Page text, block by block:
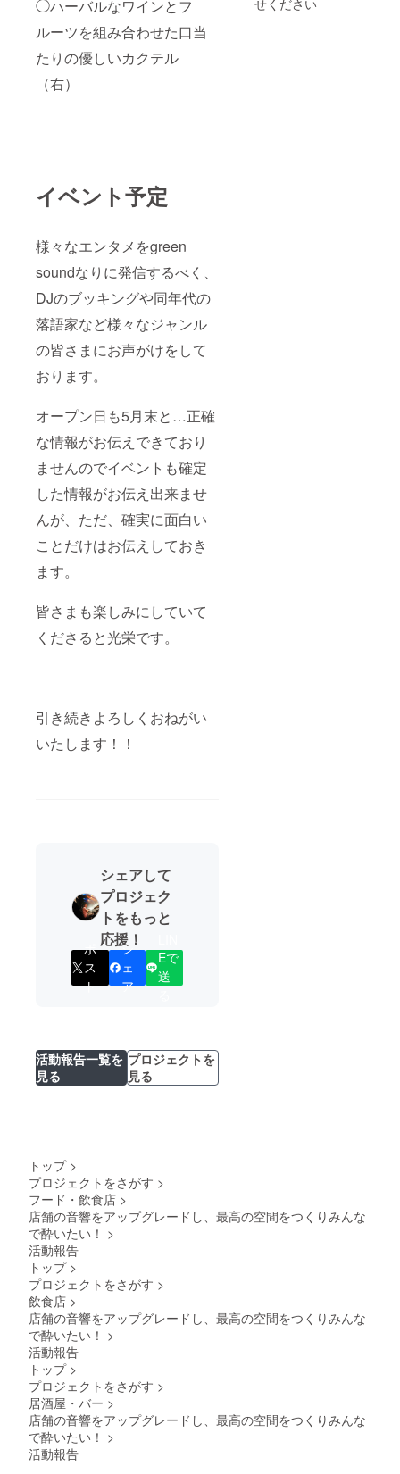
◯ハーバルなワインとフ
ルーツを組み合わせた口当
たりの優しいカクテル
（右）
イベント予定
様々なエンタメをgreen
soundなりに発信するべく、
DJのブッキングや同年代の
落語家など様々なジャンル
の皆さまにお声がけをして
おります。
オープン日も5月末と…正確
な情報がお伝えできており
ませんのでイベントも確定
した情報がお伝え出来ませ
んが、ただ、確実に面白い
ことだけはお伝えしておき
ます。
皆さまも楽しみにしていて
くださると光栄です。
引き続きよろしくおねがい
いたします！！
シェアして
プロジェク
トをもっと
応援！
ポ
ス
ト
シ
ェ
ア
Eで
送
活動報告一覧を
見る
プロジェクトを
見る
わるリ
トップ >
プロジェクトをさがす >
フード・飲食店 >
店舗の音響をアップグレードし、最高の空間をつくりみんな
で酔いたい！ >
活動報告
トップ >
プロジェクトをさがす >
飲食店 >
店舗の音響をアップグレードし、最高の空間をつくりみんな
で酔いたい！ >
活動報告
トップ >
プロジェクトをさがす >
居酒屋・バー >
店舗の音響をアップグレードし、最高の空間をつくりみんな
で酔いたい！ >
活動報告